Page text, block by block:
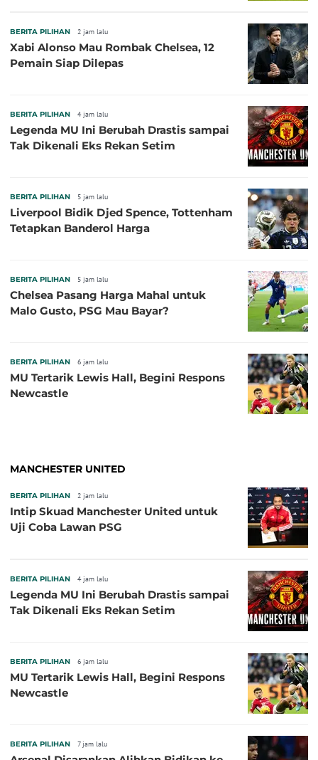
BERITA PILIHAN 2 jam lalu
Xabi Alonso Mau Rombak Chelsea, 12
Pemain Siap Dilepas
BERITA PILIHAN 4 jam lalu
Legenda MU Ini Berubah Drastis sampai
Tak Dikenali Eks Rekan Setim
BERITA PILIHAN 5 jam lalu
Liverpool Bidik Djed Spence, Tottenham
Tetapkan Banderol Harga
BERITA PILIHAN 5 jam lalu
Chelsea Pasang Harga Mahal untuk
Malo Gusto, PSG Mau Bayar?
BERITA PILIHAN 6 jam lalu
MU Tertarik Lewis Hall, Begini Respons
Newcastle
MANCHESTER UNITED
BERITA PILIHAN 2 jam lalu
Intip Skuad Manchester United untuk
Uji Coba Lawan PSG
BERITA PILIHAN 4 jam lalu
Legenda MU Ini Berubah Drastis sampai
Tak Dikenali Eks Rekan Setim
BERITA PILIHAN 6 jam lalu
MU Tertarik Lewis Hall, Begini Respons
Newcastle
BERITA PILIHAN 7 jam lalu